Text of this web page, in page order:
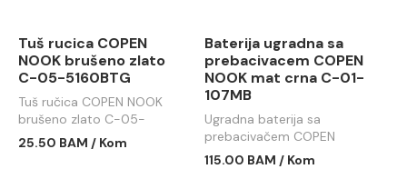
Tuš rucica COPEN
NOOK brušeno zlato
C-05-5160BTG
Tuš ručica COPEN NOOK
brušeno zlato C-05-
5160BTG
25.50 BAM / Kom
Baterija ugradna sa
prebacivacem COPEN
NOOK mat crna C-01-
107MB
Ugradna baterija sa
prebacivačem COPEN
NOOK mat crna C-01-
115.00 BAM / Kom